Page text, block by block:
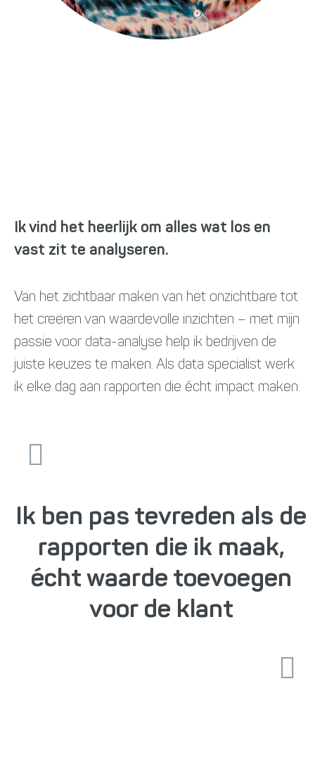
Brenda Loznik
Ik vind het heerlijk om alles wat los en
vast zit te analyseren.
Van het zichtbaar maken van het onzichtbare tot
het creëren van waardevolle inzichten – met mijn
passie voor data-analyse help ik bedrijven de
juiste keuzes te maken. Als data specialist werk
ik elke dag aan rapporten die écht impact maken.
Ik ben pas tevreden als de
rapporten die ik maak,
écht waarde toevoegen
voor de klant